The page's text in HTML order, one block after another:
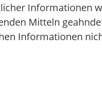
Informationen
Mitteln
Informationen